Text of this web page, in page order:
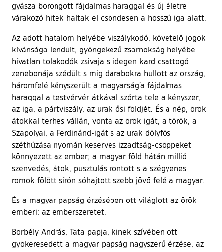
gyásza borongott fájdalmas haraggal és új életre
várakozó hitek haltak el csöndesen a hosszú iga alatt.
Az adott hatalom helyébe viszálykodó, követelő jogok
kívánsága lendült, gyöngekezű zsarnokság helyébe
hívatlan tolakodók zsivaja s idegen kard csattogó
zenebonája szédült s mig darabokra hullott az ország,
háromfelé kényszerült a magyarság’a fájdalmas
haraggal a testvérvér átkával szórta tele a kényszer,
az iga, a pártviszály, az urak ősi földjét. És a nép, örök
átokkal terhes vállán, vonta az örök igát, a török, a
Szapolyai, a Ferdinánd-igát s az urak dölyfös
széthúzása nyomán keserves izzadtság-csöppeket
könnyezett az ember; a magyar föld hátán millió
szenvedés, átok, pusztulás rontott s a szégyenes
romok fölött sírón sóhajtott szebb jövő felé a magyar.
És a magyar papság érzésében ott világlott az örök
emberi: az emberszeretet.
Borbély András, Tata papja, kinek szívében ott
gyökeresedett a magyar papság nagyszerű érzése, az